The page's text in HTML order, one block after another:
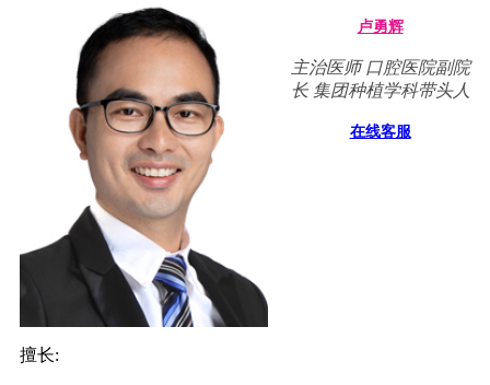
卢勇辉
主治医师 口腔医院副院
长 集团种植学科带头人
在线客服
擅长: